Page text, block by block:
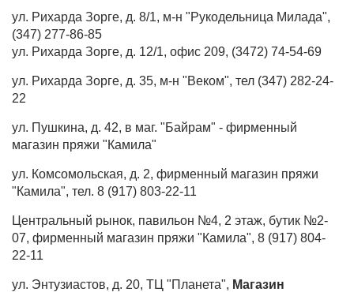
ул. Рихарда Зорге, д. 8/1, м-н "Рукодельница Милада",
(347) 277-86-85
ул. Рихарда Зорге, д. 12/1, офис 209, (3472) 74-54-69
ул. Рихарда Зорге, д. 35, м-н "Веком", тел (347) 282-24-
22
ул. Пушкина, д. 42, в маг. "Байрам" - фирменный
магазин пряжи "Камила"
ул. Комсомольская, д. 2, фирменный магазин пряжи
"Камила", тел. 8 (917) 803-22-11
Центральный рынок, павильон №4, 2 этаж, бутик №2-
07, фирменный магазин пряжи "Камила", 8 (917) 804-
22-11
ул. Энтузиастов, д. 20, ТЦ "Планета", Магазин